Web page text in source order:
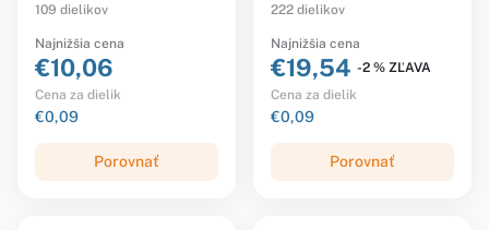
109 dielikov
Najnižšia cena
€10,06
Cena za dielik
€0,09
Porovnať
222 dielikov
Najnižšia cena
€19,54 -2 % ZĽAVA
Cena za dielik
€0,09
Porovnať